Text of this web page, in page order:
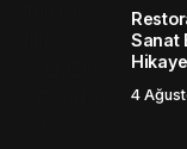
Sanat
4